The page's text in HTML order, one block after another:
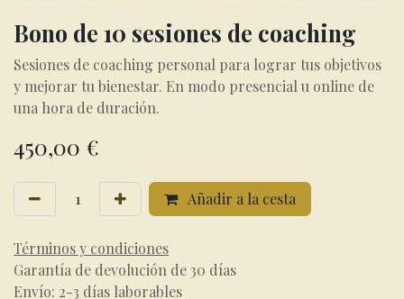
Bono de 10 sesiones de coaching
Sesiones de coaching personal para lograr tus objetivos
y mejorar tu bienestar. En modo presencial u online de
una hora de duración.
450,00 €
Añadir a la cesta
Términos y condiciones
Garantía de devolución de 30 días
Envío: 2-3 días laborables